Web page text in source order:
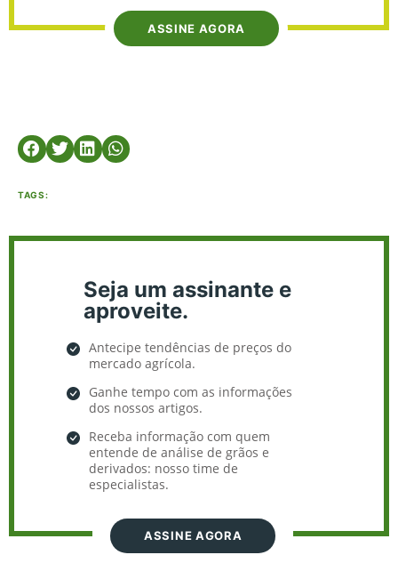
ASSINE AGORA
TAGS:
Seja um assinante e
aproveite.
Antecipe tendências de preços do
mercado agrícola.
Ganhe tempo com as informações
dos nossos artigos.
Receba informação com quem
entende de análise de grãos e
derivados: nosso time de
especialistas.
ASSINE AGORA